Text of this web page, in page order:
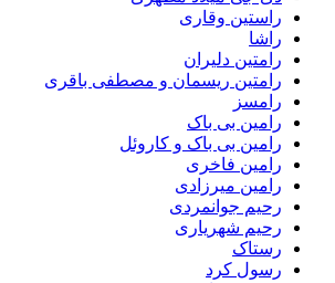
راستین وقاری
راشا
رامتین دلیران
رامتین ریسمان و مصطفی باقری
رامسز
رامین بی باک
رامین بی باک و کاروئل
رامین فاخری
رامین میرزادی
رحیم جوانمردی
رحیم شهریاری
رستاک
رسول کرد